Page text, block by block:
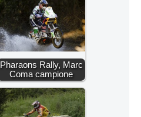
Pharaons Rally, Marc
Coma campione